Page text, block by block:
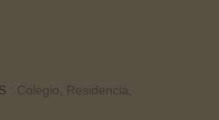
: Colegio, Residencia,